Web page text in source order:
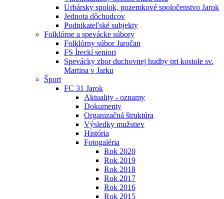
Urbársky spolok, pozemkové spoločenstvo Jarok
Jednota dôchodcov
Podnikateľské subjekty
Folklórne a spevácke súbory
Folklórny súbor Jaročan
FS Íreckí seniori
Spevácky zbor duchovnej hudby pri kostole sv.
Martina v Jarku
Šport
FC 31 Jarok
Aktuality - oznamy
Dokumenty
Organizačná štruktúra
Výsledky mužstiev
História
Fotogaléria
Rok 2020
Rok 2019
Rok 2018
Rok 2017
Rok 2016
Rok 2015